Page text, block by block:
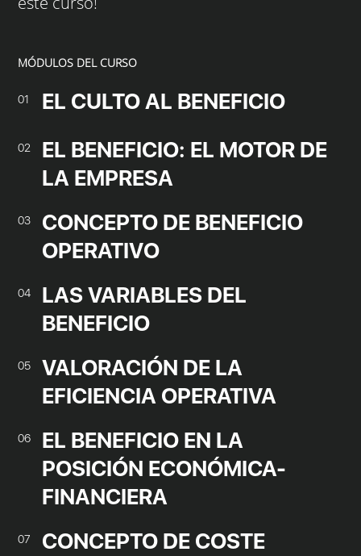
MÓDULOS DEL CURSO
01 EL CULTO AL BENEFICIO
02
EL BENEFICIO: EL MOTOR DE
LA EMPRESA
03
CONCEPTO DE BENEFICIO
OPERATIVO
04
LAS VARIABLES DEL
BENEFICIO
05
VALORACIÓN DE LA
EFICIENCIA OPERATIVA
06
EL BENEFICIO EN LA
POSICIÓN ECONÓMICA-
FINANCIERA
07 CONCEPTO DE COSTE